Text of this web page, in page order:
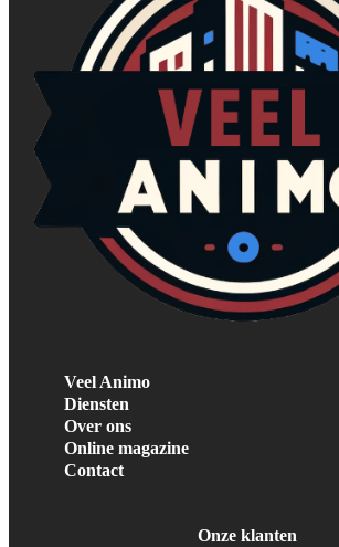
Veel Animo
Diensten
Over ons
Online magazine
Contact
Onze klanten